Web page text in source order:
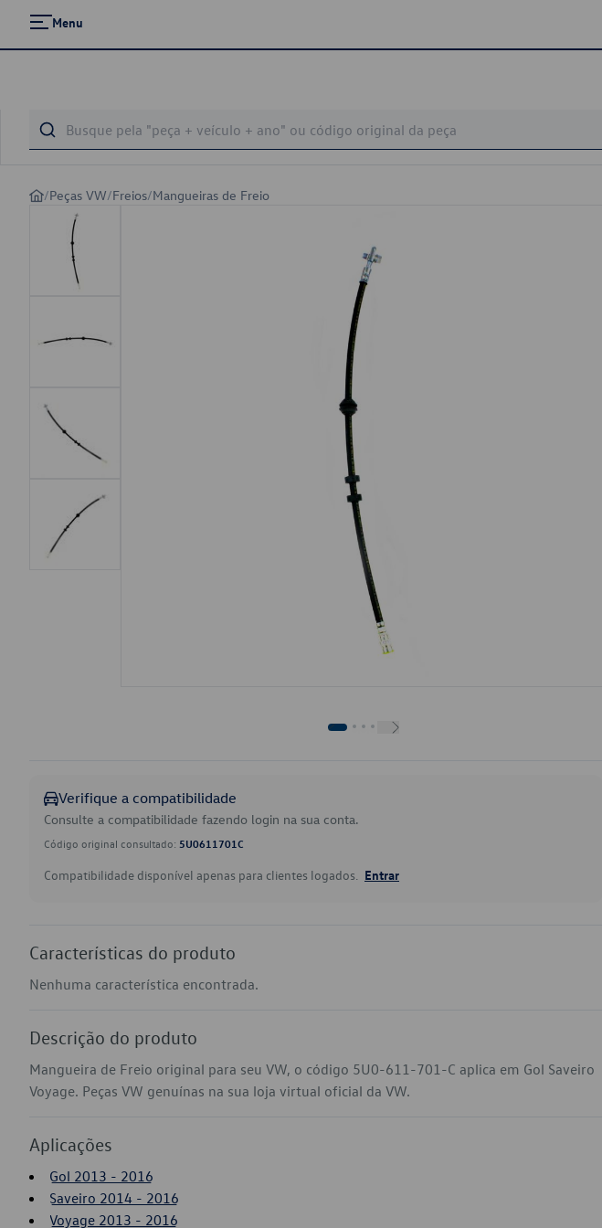
Menu
/Peças VW/Freios/Mangueiras de Freio
Verifique a compatibilidade
Consulte a compatibilidade fazendo login na sua conta.
Código original consultado: 5U0611701C
Compatibilidade disponível apenas para clientes logados. Entrar
Características do produto
Nenhuma característica encontrada.
Descrição do produto
Mangueira de Freio original para seu VW, o código 5U0-611-701-C aplica em Gol Saveiro
Voyage. Peças VW genuínas na sua loja virtual oficial da VW.
Aplicações
Gol 2013 - 2016
Saveiro 2014 - 2016
Voyage 2013 - 2016